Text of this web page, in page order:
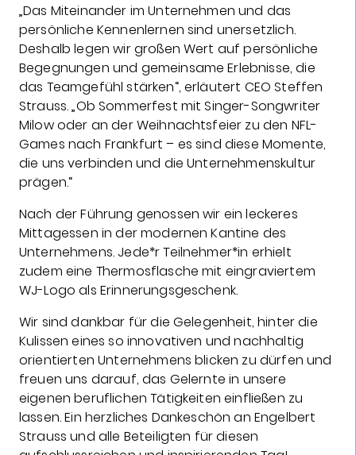
„Das Miteinander im Unternehmen und das
persönliche Kennenlernen sind unersetzlich.
Deshalb legen wir großen Wert auf persönliche
Begegnungen und gemeinsame Erlebnisse, die
das Teamgefühl stärken“, erläutert CEO Steffen
Strauss. „Ob Sommerfest mit Singer-Songwriter
Milow oder an der Weihnachtsfeier zu den NFL-
Games nach Frankfurt – es sind diese Momente,
die uns verbinden und die Unternehmenskultur
prägen.“
Nach der Führung genossen wir ein leckeres
Mittagessen in der modernen Kantine des
Unternehmens. Jede*r Teilnehmer*in erhielt
zudem eine Thermosflasche mit eingraviertem
WJ-Logo als Erinnerungsgeschenk.
Wir sind dankbar für die Gelegenheit, hinter die
Kulissen eines so innovativen und nachhaltig
orientierten Unternehmens blicken zu dürfen und
freuen uns darauf, das Gelernte in unsere
eigenen beruflichen Tätigkeiten einfließen zu
lassen. Ein herzliches Dankeschön an Engelbert
Strauss und alle Beteiligten für diesen